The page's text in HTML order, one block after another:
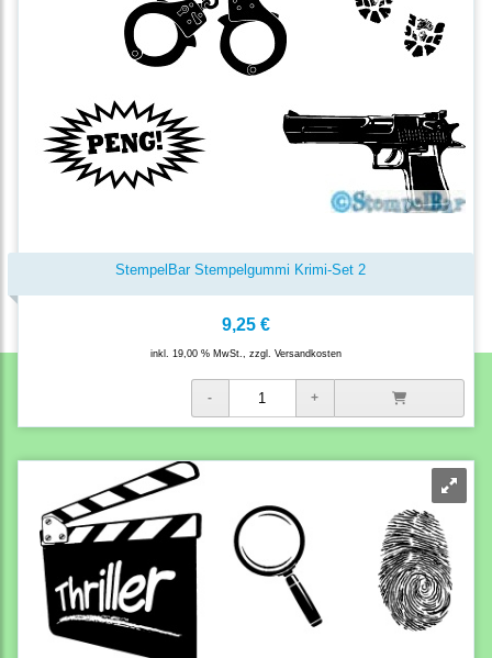
StempelBar Stempelgummi Krimi-Set 2
9,25 €
inkl. 19,00 % MwSt., zzgl. Versandkosten